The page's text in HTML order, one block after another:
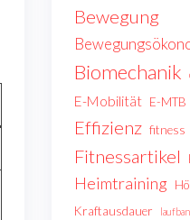
Bewegung
Biomechanik
E-Mobilität E-MTB
Effizienz fitness
Fitnessartikel
Heimtraining
Kraftausdauer